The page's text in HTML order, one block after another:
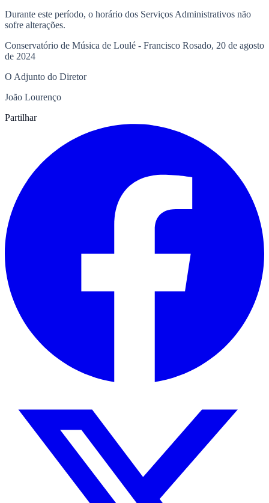
Durante este período, o horário dos Serviços Administrativos não
sofre alterações.
Conservatório de Música de Loulé - Francisco Rosado, 20 de agosto
de 2024
O Adjunto do Diretor
João Lourenço
Partilhar